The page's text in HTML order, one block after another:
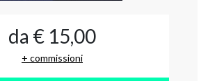
da € 15,00
+ commissioni